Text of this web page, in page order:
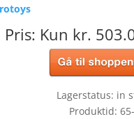
Pris: Kun kr.
Lagerstatus: in
Produktid: